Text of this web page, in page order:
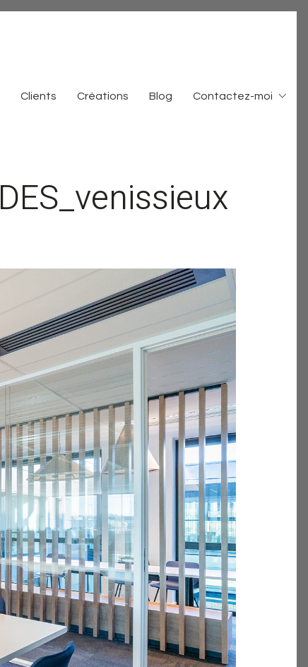
Clients Créations Blog Contactez-moi